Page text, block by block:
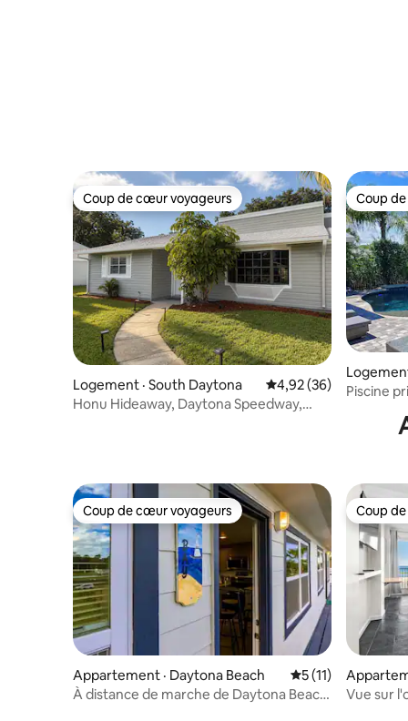
Coup de cœur voyageurs
Coup de cœur voyageurs
Logement · South Daytona Note moyenne de
4,92 (36)
Honu Hideaway, Daytona Speedway,
Coup
Coup
ch
Piscine
Coup de cœur voyageurs
Coup de cœur voyageurs
Appartement · Daytona Beach Note moyenne de
5 (11)
À distance de marche de Daytona Beach
Coup
Coup
h
Vue sur